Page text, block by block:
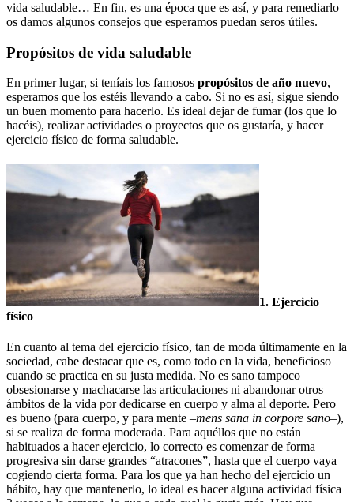
vida saludable… En fin, es una época que es así, y para remediarlo
os damos algunos consejos que esperamos puedan seros útiles.
Propósitos de vida saludable
En primer lugar, si teníais los famosos propósitos de año nuevo,
esperamos que los estéis llevando a cabo. Si no es así, sigue siendo
un buen momento para hacerlo. Es ideal dejar de fumar (los que lo
hacéis), realizar actividades o proyectos que os gustaría, y hacer
ejercicio físico de forma saludable.
1. Ejercicio
físico
En cuanto al tema del ejercicio físico, tan de moda últimamente en la
sociedad, cabe destacar que es, como todo en la vida, beneficioso
cuando se practica en su justa medida. No es sano tampoco
obsesionarse y machacarse las articulaciones ni abandonar otros
ámbitos de la vida por dedicarse en cuerpo y alma al deporte. Pero
es bueno (para cuerpo, y para mente –mens sana in corpore sano–),
si se realiza de forma moderada. Para aquéllos que no están
habituados a hacer ejercicio, lo correcto es comenzar de forma
progresiva sin darse grandes “atracones”, hasta que el cuerpo vaya
cogiendo cierta forma. Para los que ya han hecho del ejercicio un
hábito, hay que mantenerlo, lo ideal es hacer alguna actividad física